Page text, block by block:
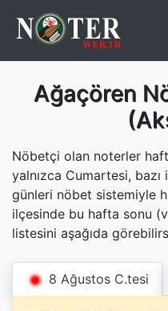
Ağaçören
Nöbetçi olan noterler
yalnızca Cumartesi,
günleri nöbet sistemiyle
ilçesinde bu hafta sonu
listesini aşağıda
8 Ağustos C.tesi